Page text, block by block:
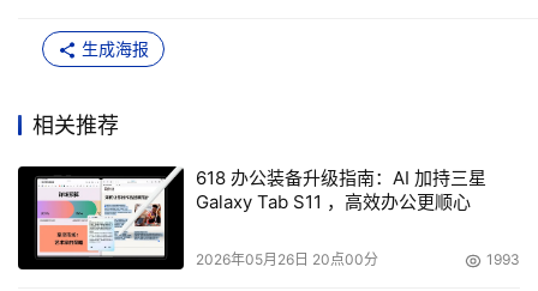
度探索任何给定项目的设计解决方案。通过衍生式设计赋
能，我们的客户能优化工作流程，并与项目利益相关者进行
在Revit软件中开发衍生式设计绝非闭门造车。事实上，欧
特克的所有技术都是通过采纳用户意见并进行测试后才进入
生成海报
相关推荐
618 办公装备升级指南：AI 加持三星
Galaxy Tab S11 ，高效办公更顺心
2026年05月26日 20点00分 1993